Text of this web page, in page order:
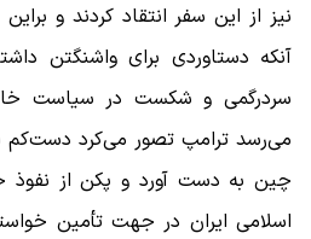
نیز از این سفر انتقاد کردند و
آنکه دستاوردی برای واشنگتن
سردرگمی و شکست در سیاست
می‌رسد ترامپ تصور می‌کرد دست‌کم
چین به دست آورد و پکن از نفوذ
اسلامی ایران در جهت تأمین